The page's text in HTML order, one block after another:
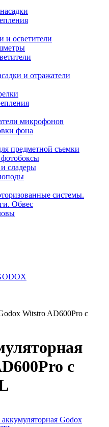
осветители
и отражатели
микрофонов
фона
предметной съемки
сладеры
системы.
Обвес
Witstro AD600Pro с
с